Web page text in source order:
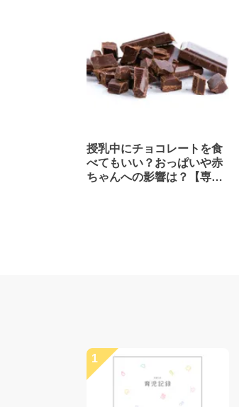
授乳中にチョコレートを食
べてもいい？おっぱいや赤
ちゃんへの影響は？【専門
1